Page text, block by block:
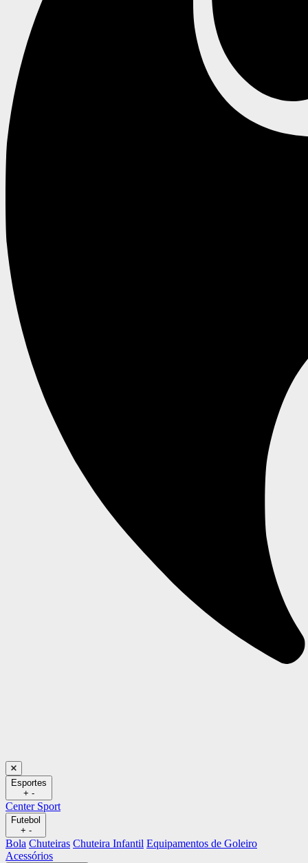
Esportes
+ -
Center Sport
Futebol
+ -
Bola Chuteiras Chuteira Infantil Equipamentos de Goleiro
Acessórios